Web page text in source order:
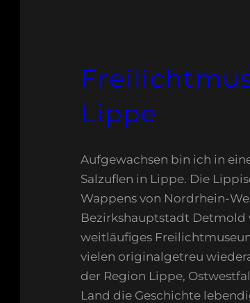
Lippe
Aufgewachsen bin ich in
Salzuflen in Lippe. Die
Wappens von Nordrhein-
Bezirkshauptstadt Detmold
weitläufiges
vielen originalgetreu
der Region Lippe,
Land die Geschichte